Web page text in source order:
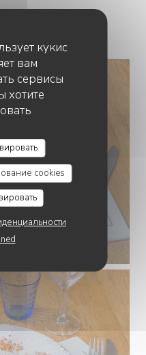
кукис
вам
сервисы
хотите
cookies